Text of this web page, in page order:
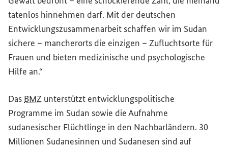
tatenlos hinnehmen darf. Mit der deutschen
Entwicklungszusammenarbeit schaffen wir im Sudan
sichere – mancherorts die einzigen – Zufluchtsorte für
Frauen und bieten medizinische und psychologische
Hilfe an.“
Das BMZ unterstützt entwicklungspolitische
Programme im Sudan sowie die Aufnahme
sudanesischer Flüchtlinge in den Nachbarländern. 30
Millionen Sudanesinnen und Sudanesen sind auf